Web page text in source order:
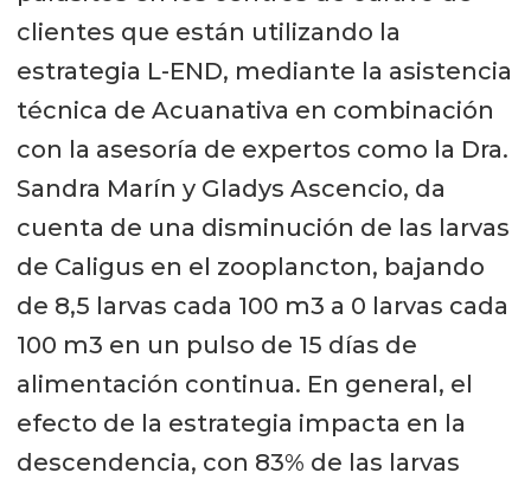
clientes que están utilizando la
estrategia L-END, mediante la asistencia
técnica de Acuanativa en combinación
con la asesoría de expertos como la Dra.
Sandra Marín y Gladys Ascencio, da
cuenta de una disminución de las larvas
de Caligus en el zooplancton, bajando
de 8,5 larvas cada 100 m3 a 0 larvas cada
100 m3 en un pulso de 15 días de
alimentación continua. En general, el
efecto de la estrategia impacta en la
descendencia, con 83% de las larvas